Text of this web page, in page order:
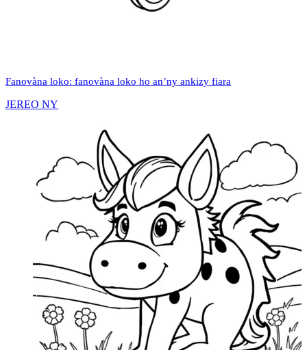
Fanovàna loko: fanovàna loko ho an’ny ankizy fiara
JEREO NY